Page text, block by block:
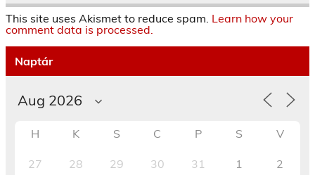
This site uses Akismet to reduce spam. Learn how your
comment data is processed.
Naptár
H K S C P S V
27 28 29 30 31 1 2